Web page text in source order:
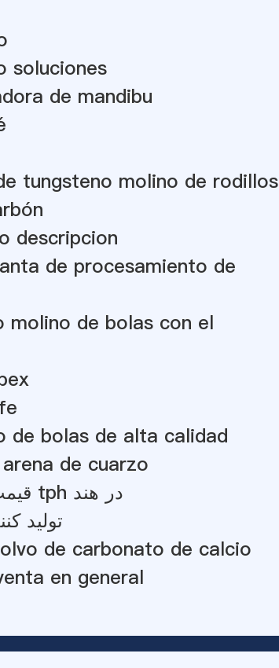
soluciones
de mandibu
tungsteno molino de rodillos
descripcion
de procesamiento de
de bolas con el
de bolas de alta calidad
de cuarzo
قیمت کارخانه سنگ شکن سیار 100 tph در هند
تولید
de carbonato de calcio
en general